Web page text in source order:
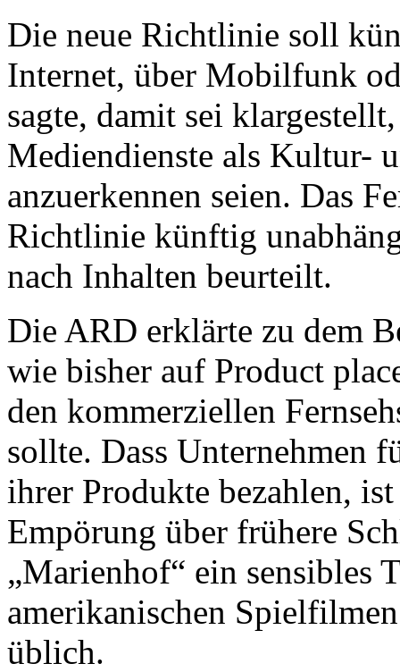
Die neue Richtlinie soll
Internet, über Mobilfunk
sagte, damit sei
Mediendienste als Kultur-
anzuerkennen seien. Das
Richtlinie künftig
nach Inhalten beurteilt.
Die ARD erklärte zu dem
wie bisher auf Product
den kommerziellen
sollte. Dass Unternehmen
ihrer Produkte bezahlen,
Empörung über frühere
„Marienhof“ ein sensibles
amerikanischen
üblich.